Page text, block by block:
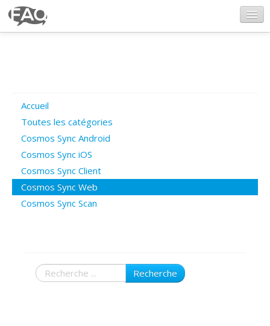
Poser une question
Questions ouvertes
Connexion
Accueil
Toutes les catégories
Cosmos Sync Android
Cosmos Sync iOS
Cosmos Sync Client
Cosmos Sync Web
Cosmos Sync Scan
Recherche